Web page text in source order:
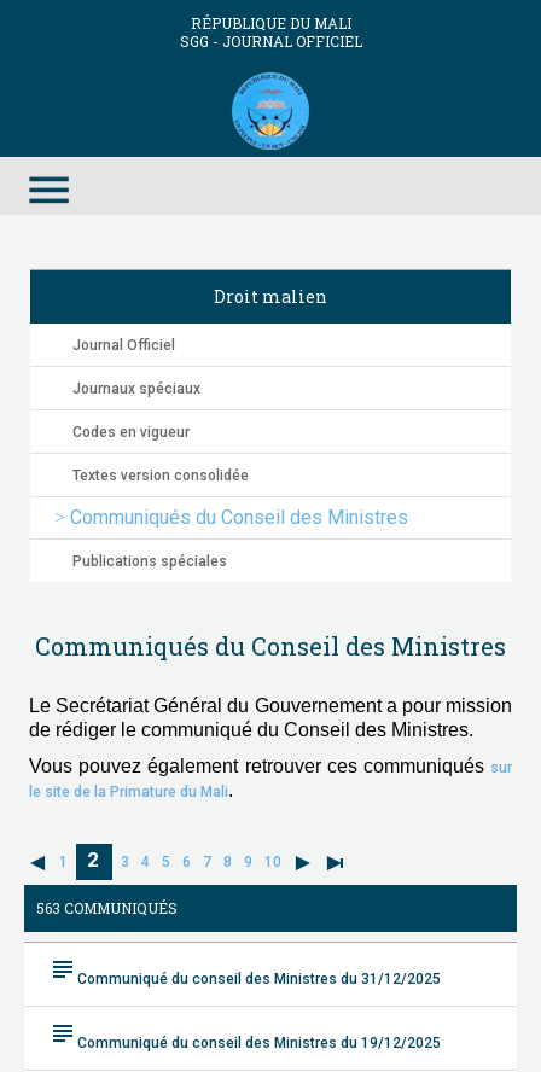
RÉPUBLIQUE DU MALI
SGG - JOURNAL OFFICIEL
menu
Droit malien
Journal Officiel
Journaux spéciaux
Codes en vigueur
Textes version consolidée
Communiqués du Conseil des Ministres
Publications spéciales
Communiqués du Conseil des Ministres
Le Secrétariat Général du Gouvernement a pour mission
de rédiger le communiqué du Conseil des Ministres.
Vous pouvez également retrouver ces communiqués sur
le site de la Primature du Mali.
1 2 3 4 5 6 7 8 9 10
563 COMMUNIQUÉS
subject Communiqué du conseil des Ministres du 31/12/2025
subject Communiqué du conseil des Ministres du 19/12/2025